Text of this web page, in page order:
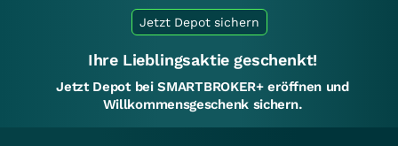
Jetzt Depot sichern
Ihre Lieblingsaktie geschenkt!
Jetzt Depot bei SMARTBROKER+ eröffnen und
Willkommensgeschenk sichern.